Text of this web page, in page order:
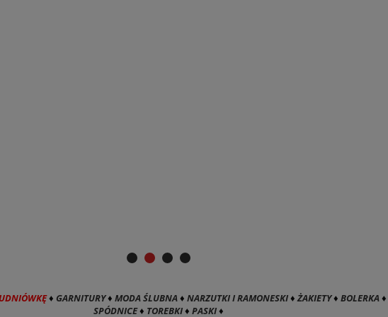
♦ GARNITURY♦ MODA ŚLUBNA♦ NARZUTKI I RAMONESKI♦ŻAKIETY♦ BOLERKA♦
SPÓDNICE♦ TOREBKI♦ PASKI♦